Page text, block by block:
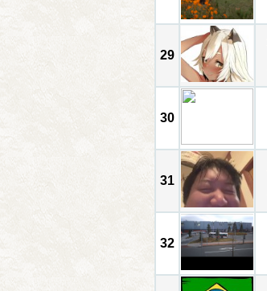
29
30
31
32